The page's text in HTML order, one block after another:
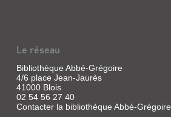
UN
PORTRAIT
DU
DÉPEN...
Livre
Le réseau
Bibliothèque Abbé-Grégoire
4/6 place Jean-Jaurès
41000 Blois
02 54 56 27 40
Contacter la bibliothèque Abbé-Grégoire